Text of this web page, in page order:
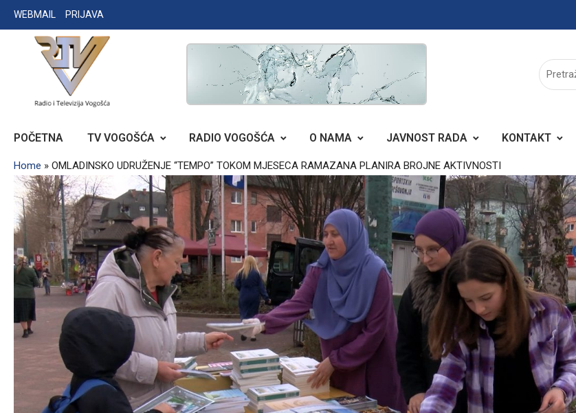
Skip
to
WEBMAIL PRIJAVA
RADIO TELEVIZIJA VOGOŠĆA
POČETNA TV VOGOŠĆA RADIO VOGOŠĆA O NAMA JAVNOST RADA KONTAKT
Home » OMLADINSKO UDRUŽENJE “TEMPO” TOKOM MJESECA RAMAZANA PLANIRA BROJNE AKTIVNOSTI